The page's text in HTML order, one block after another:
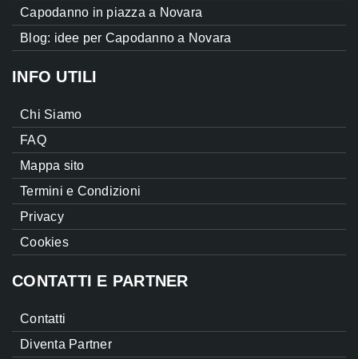
Capodanno in piazza a Novara
Blog: idee per Capodanno a Novara
INFO UTILI
Chi Siamo
FAQ
Mappa sito
Termini e Condizioni
Privacy
Cookies
CONTATTI E PARTNER
Contatti
Diventa Partner